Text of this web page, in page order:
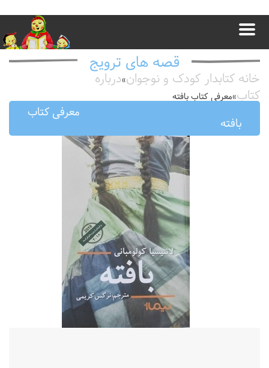
قصه های ترویج
خانه کتابدار کودک و نوجوان»درباره
کتاب»معرفى كتاب بافته
معرفى كتاب
بافته